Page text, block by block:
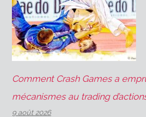
Comment Crash Games a
mécanismes au trading
9 août 2026